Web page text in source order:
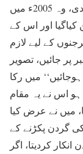
نے زندگی میں تیس ہزار سرجنوں کو ٹریننگ دی، وہ 2005ء میں
اور اس کے
کے لیے لازم
پر جائیں، تصویر
میں رکا
ہو اس نے یہ مقام
میں نے عرض کیا
گردن پکڑنے کے
کردیتا، اگر